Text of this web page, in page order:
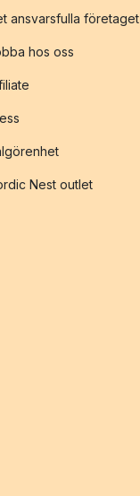
ansvarsfulla företaget
hos oss
Nest outlet